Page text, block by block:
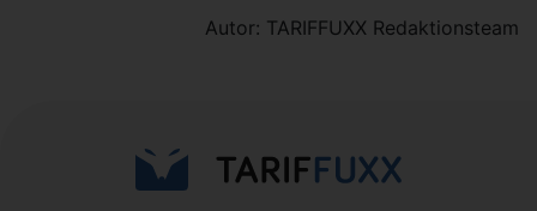
Autor: TARIFFUXX Redaktionsteam